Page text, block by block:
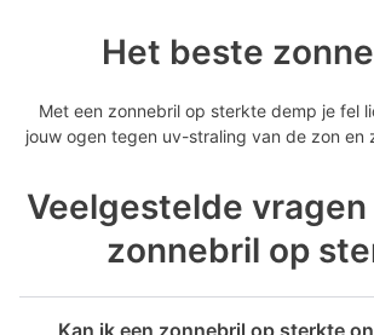
Het beste
Met een zonnebril op sterkte demp je fel
jouw ogen tegen uv-straling van de zon en
Veelgestelde vragen
zonnebril op
Kan ik een zonnebril op sterkte